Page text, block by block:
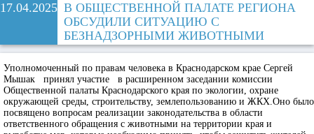
17.04.2025 В ОБЩЕСТВЕННОЙ ПАЛАТЕ РЕГИОНА
ОБСУДИЛИ СИТУАЦИЮ С
БЕЗНАДЗОРНЫМИ ЖИВОТНЫМИ
Уполномоченный по правам человека в Краснодарском крае Сергей
Мышак принял участие в расширенном заседании комиссии
Общественной палаты Краснодарского края по экологии, охране
окружающей среды, строительству, землепользованию и ЖКХ.Оно было
посвящено вопросам реализации законодательства в области
ответственного обращения с животными на территории края и